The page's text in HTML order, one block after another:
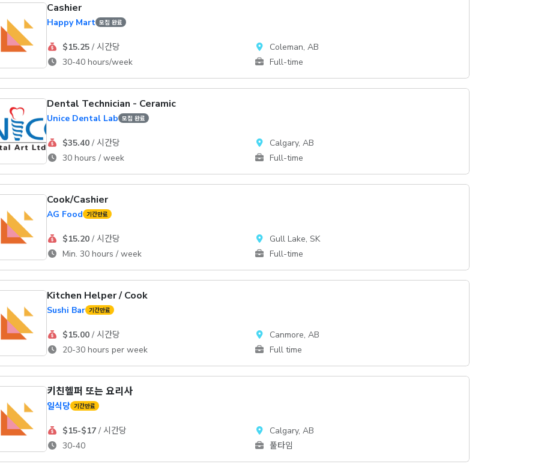
Cashier
Happy Mart 모집 완료
$15.25/ 시간당
Coleman, AB
30-40 hours/week
Full-time
Dental Technician - Ceramic
Unice Dental Lab 모집 완료
$35.40/ 시간당
Calgary, AB
30 hours / week
Full-time
Cook/Cashier
AG Food 기간만료
$15.20/ 시간당
Gull Lake, SK
Min. 30 hours / week
Full-time
Kitchen Helper / Cook
Sushi Bar 기간만료
$15.00/ 시간당
Canmore, AB
20-30 hours per week
Full time
키친헬퍼 또는 요리사
일식당 기간만료
$15-$17/ 시간당
Calgary, AB
30-40
풀타임